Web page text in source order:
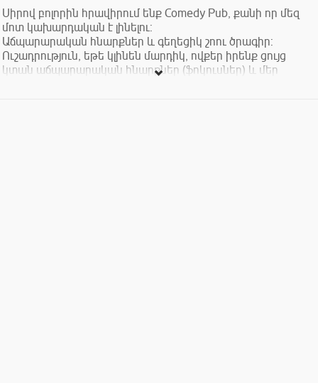
Սիրով բոլորին հրավիրում ենք Comedy Pub, քանի որ մեզ
մոտ կախարդական է լինելու:
Աճպարարական հնարքներ և գեղեցիկ շոու ծրագիր:
Ուշադրություն, եթե կլինեն մարդիկ, ովքեր իրենք ցույց
կտան աճպարարական հնարքներ (ֆոկուսներ) և մեր